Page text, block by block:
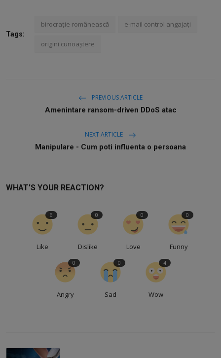
Tags:
birocrație românească e-mail control angajați
origini cunoaștere
PREVIOUS ARTICLE
Amenintare ransom-driven DDoS atac
NEXT ARTICLE
Manipulare - Cum poti influenta o persoana
WHAT'S YOUR REACTION?
Like
6
Dislike
0
Love
0
Funny
0
Angry
0
Sad
0
Wow
4